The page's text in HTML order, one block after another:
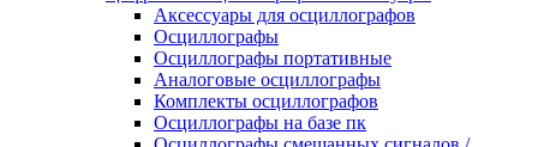
Аксессуары для осциллографов
Осциллографы
Осциллографы портативные
Аналоговые осциллографы
Комплекты осциллографов
Осциллографы на базе пк